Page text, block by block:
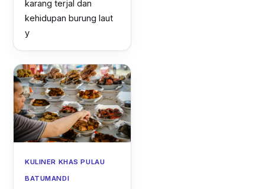
karang terjal dan
kehidupan burung laut
y
KULINER KHAS PULAU
BATUMANDI